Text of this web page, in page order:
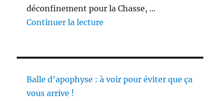
déconfinement pour la Chasse, …
Continuer la lecture
Balle d’apophyse : à voir pour éviter que ça
vous arrive !